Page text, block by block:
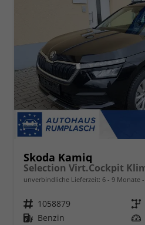
Skoda Kamiq
unverbindliche Lieferzeit: 6 - 9 Monate
Fahrzeugnr. 1058879 Getriebe
Kraftstoff Benzin Leistung